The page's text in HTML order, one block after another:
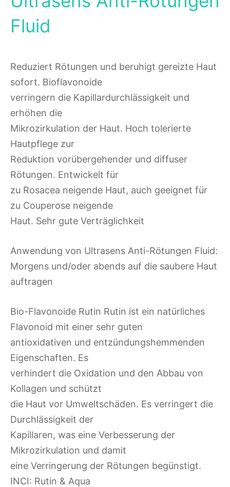
Fluid
Reduziert Rötungen und beruhigt gereizte Haut
sofort. Bioflavonoide
verringern die Kapillardurchlässigkeit und
erhöhen die
Mikrozirkulation der Haut. Hoch tolerierte
Hautpflege zur
Reduktion vorübergehender und diffuser
Rötungen. Entwickelt für
zu Rosacea neigende Haut, auch geeignet für
zu Couperose neigende
Haut. Sehr gute Verträglichkeit
Anwendung von Ultrasens Anti-Rötungen Fluid:
Morgens und/oder abends auf die saubere Haut
auftragen
Bio-Flavonoide Rutin Rutin ist ein natürliches
Flavonoid mit einer sehr guten
antioxidativen und entzündungshemmenden
Eigenschaften. Es
verhindert die Oxidation und den Abbau von
Kollagen und schützt
die Haut vor Umweltschäden. Es verringert die
Durchlässigkeit der
Kapillaren, was eine Verbesserung der
Mikrozirkulation und damit
eine Verringerung der Rötungen begünstigt.
INCI: Rutin & Aqua